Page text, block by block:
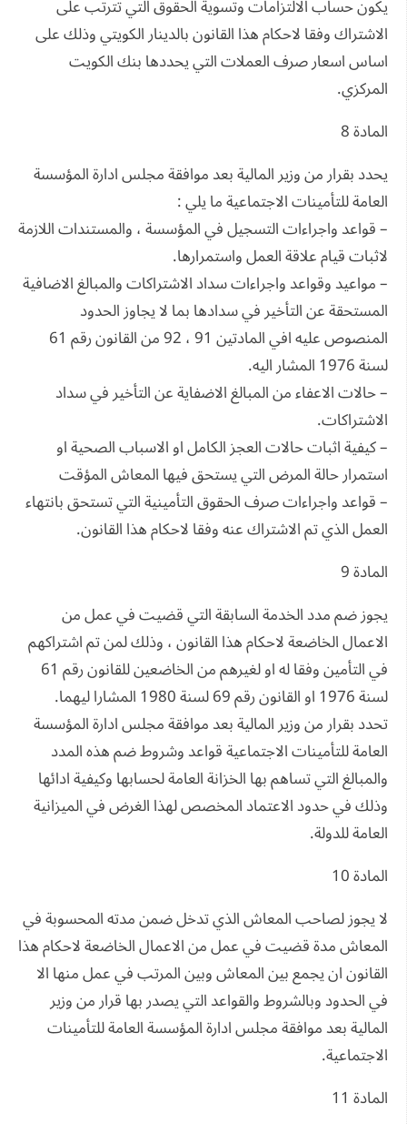
يكون حساب الالتزامات وتسوية الحقوق التي تترتب على
الاشتراك وفقا لاحكام هذا القانون بالدينار الكويتي وذلك على
اساس اسعار صرف العملات التي يحددها بنك الكويت
المركزي.
المادة 8
يحدد بقرار من وزير المالية بعد موافقة مجلس ادارة المؤسسة
العامة للتأمينات الاجتماعية ما يلي :
– قواعد واجراءات التسجيل في المؤسسة ، والمستندات اللازمة
لاثبات قيام علاقة العمل واستمرارها.
– مواعيد وقواعد واجراءات سداد الاشتراكات والمبالغ الاضافية
المستحقة عن التأخير في سدادها بما لا يجاوز الحدود
المنصوص عليه افي المادتين 91 ، 92 من القانون رقم 61
لسنة 1976 المشار اليه.
– حالات الاعفاء من المبالغ الاضفاية عن التأخير في سداد
الاشتراكات.
– كيفية اثبات حالات العجز الكامل او الاسباب الصحية او
استمرار حالة المرض التي يستحق فيها المعاش المؤقت
– قواعد واجراءات صرف الحقوق التأمينية التي تستحق بانتهاء
العمل الذي تم الاشتراك عنه وفقا لاحكام هذا القانون.
المادة 9
يجوز ضم مدد الخدمة السابقة التي قضيت في عمل من
الاعمال الخاضعة لاحكام هذا القانون ، وذلك لمن تم اشتراكهم
في التأمين وفقا له او لغيرهم من الخاضعين للقانون رقم 61
لسنة 1976 او القانون رقم 69 لسنة 1980 المشارا ليهما.
تحدد بقرار من وزير المالية بعد موافقة مجلس ادارة المؤسسة
العامة للتأمينات الاجتماعية قواعد وشروط ضم هذه المدد
والمبالغ التي تساهم بها الخزانة العامة لحسابها وكيفية ادائها
وذلك في حدود الاعتماد المخصص لهذا الغرض في الميزانية
العامة للدولة.
المادة 10
لا يجوز لصاحب المعاش الذي تدخل ضمن مدته المحسوبة في
المعاش مدة قضيت في عمل من الاعمال الخاضعة لاحكام هذا
القانون ان يجمع بين المعاش وبين المرتب في عمل منها الا
في الحدود وبالشروط والقواعد التي يصدر بها قرار من وزير
المالية بعد موافقة مجلس ادارة المؤسسة العامة للتأمينات
الاجتماعية.
المادة 11